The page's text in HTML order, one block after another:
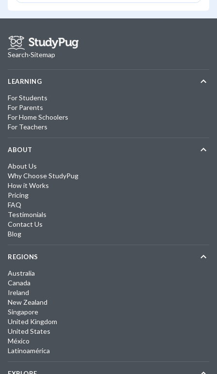
Search·Sitemap
LEARNING
For Students
For Parents
For Home Schoolers
For Teachers
ABOUT
About Us
Why Choose StudyPug
How it Works
Pricing
FAQ
Testimonials
Contact Us
Blog
REGIONS
Australia
Canada
Ireland
New Zealand
Singapore
United Kingdom
United States
México
Latinoamérica